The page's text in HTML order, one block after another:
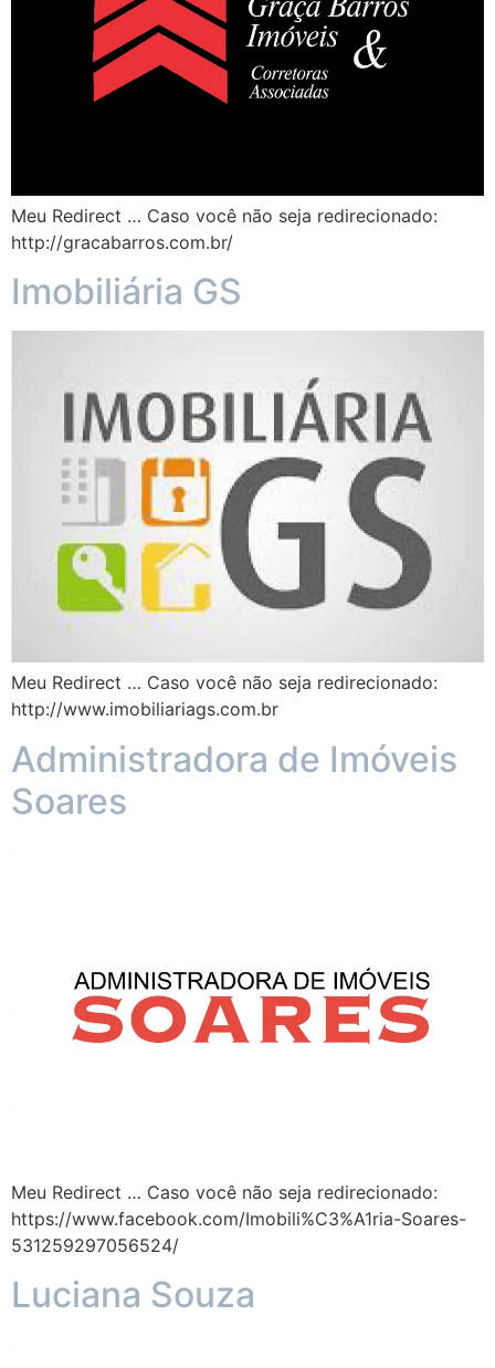
Meu Redirect … Caso você não seja redirecionado:
http://gracabarros.com.br/
Imobiliária GS
Meu Redirect … Caso você não seja redirecionado:
http://www.imobiliariags.com.br
Administradora de Imóveis
Soares
Meu Redirect … Caso você não seja redirecionado:
https://www.facebook.com/Imobili%C3%A1ria-Soares-
531259297056524/
Luciana Souza